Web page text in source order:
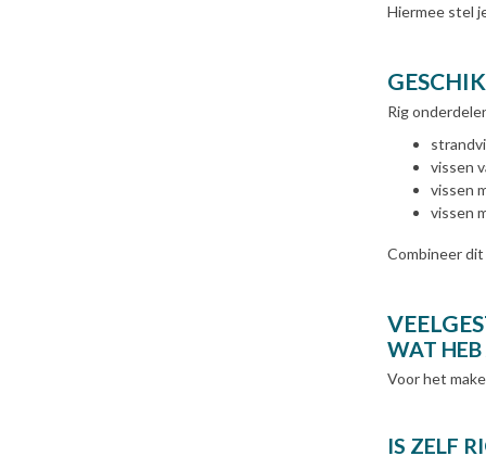
Hiermee stel
Rig
vissen
vissen
vissen
Combineer
WAT HEB
Voor het
IS ZELF